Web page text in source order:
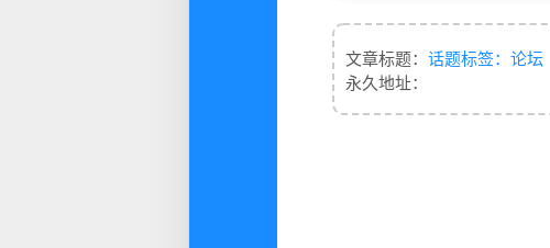
文章标题： 话题标签： 论坛
永久地址：